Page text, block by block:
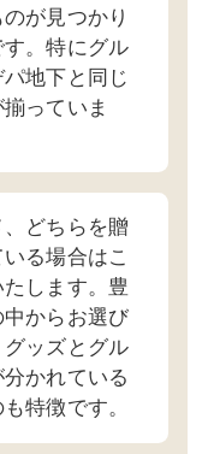
が見つかり
。特にグル
地下と同じ
っていま
どちらを贈
る場合はこ
します。豊
からお選び
ッズとグル
かれている
特徴です。